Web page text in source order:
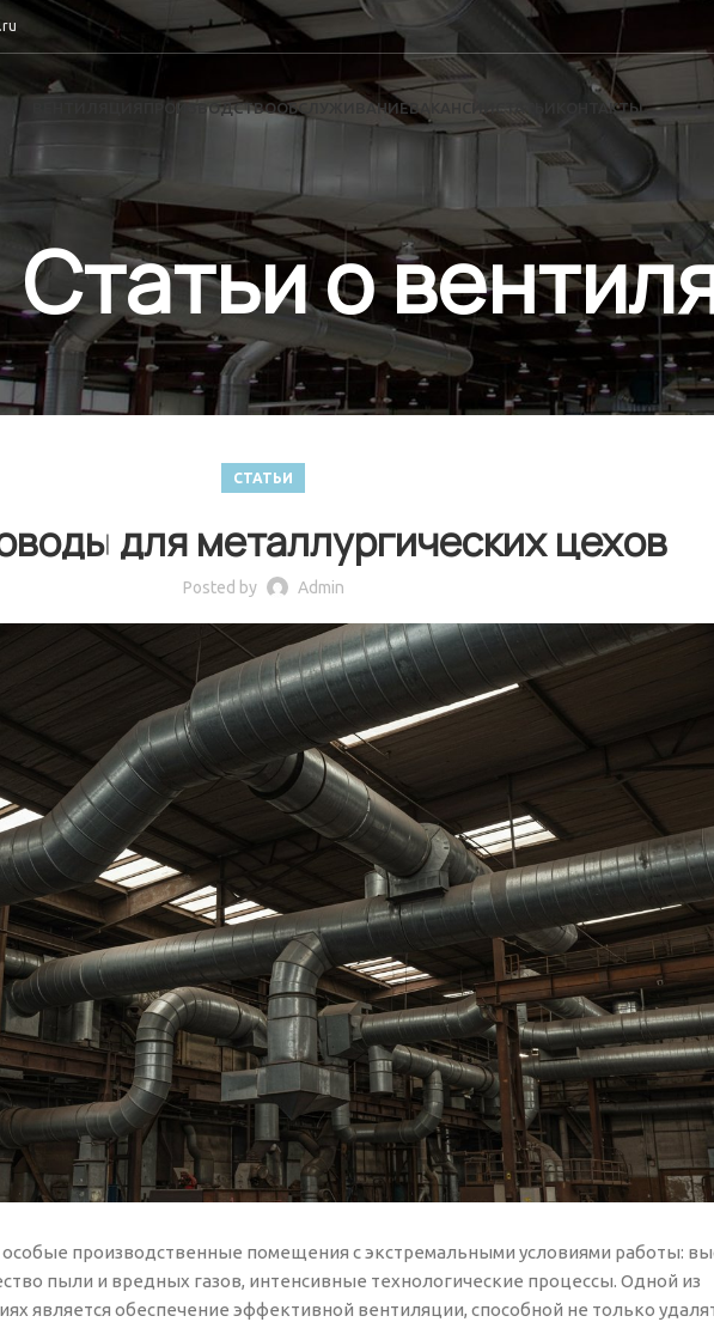
ПРОИЗВОДСТВООБСЛУЖИВАНИЕВАКАНСИИ КОНТАКТЫ
Статьи о
СТАТЬИ
для металлургических цехов
Posted by Admin
производственные помещения с экстремальными условиями работы:
пыли и вредных газов, интенсивные технологические процессы. Одной из
является обеспечение эффективной вентиляции, способной не только